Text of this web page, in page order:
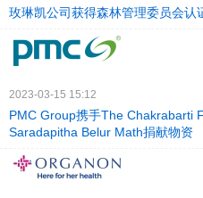
玫琳凯公司获得森林管理委员会
2023-03-15 15:12
PMC Group携手The Chakrabarti
Saradapitha Belur Math捐献物资